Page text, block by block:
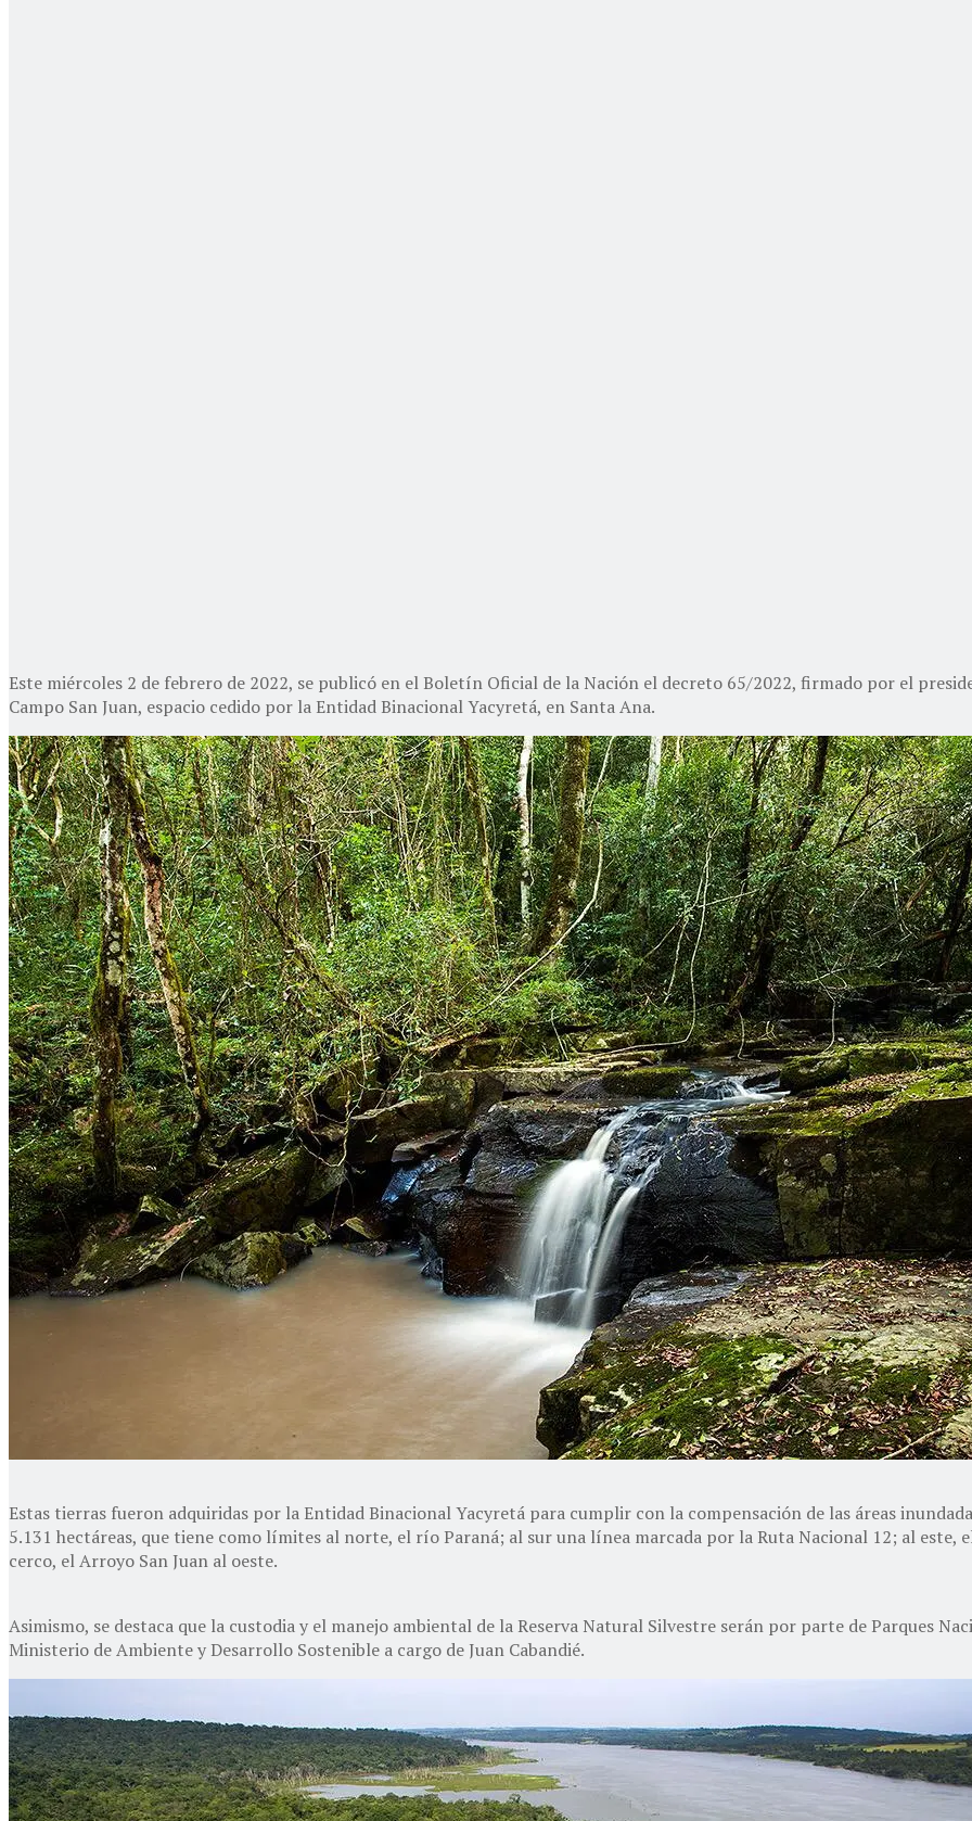
Este miércoles 2 de febrero de 2022, se publicó en el Boletín Oficial de la Nación el decreto 65/2022, firmado por el
Campo San Juan, espacio cedido por la Entidad Binacional Yacyretá, en Santa Ana.
Estas tierras fueron adquiridas por la Entidad Binacional Yacyretá para cumplir con la compensación de las áreas
5.131 hectáreas, que tiene como límites al norte, el río Paraná; al sur una línea marcada por la Ruta Nacional 12; al este,
cerco, el Arroyo San Juan al oeste.
Asimismo, se destaca que la custodia y el manejo ambiental de la Reserva Natural Silvestre serán por parte de Parques
Ministerio de Ambiente y Desarrollo Sostenible a cargo de Juan Cabandié.